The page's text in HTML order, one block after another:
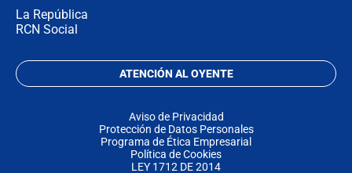
La República
RCN Social
ATENCIÓN AL OYENTE
Aviso de Privacidad
Protección de Datos Personales
Programa de Ética Empresarial
Política de Cookies
LEY 1712 DE 2014